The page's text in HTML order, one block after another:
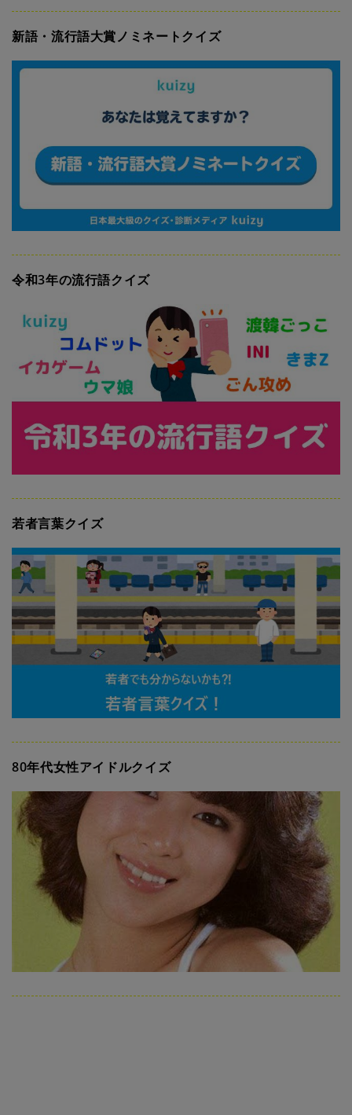
新語・流行語大賞ノミネートクイズ
令和3年の流行語クイズ
若者言葉クイズ
80年代女性アイドルクイズ